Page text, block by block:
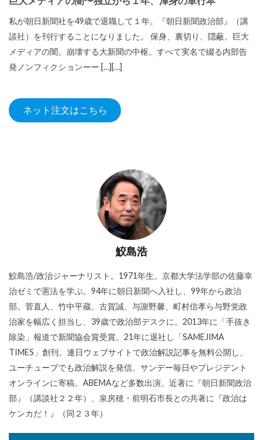
私が朝日新聞社を49歳で退職して１年。『朝日新聞政治部』（講
談社）を刊行することになりました。 保身、裏切り、隠蔽、巨大
メディアの闇。崩壊する大新聞の中枢。すべて実名で綴る内部告
発ノンフィクションーー […][…]
ネット注文はこちら
鮫島浩
鮫島浩/政治ジャーナリスト。1971年生。京都大学法学部の佐藤幸
治ゼミで憲法を学ぶ。94年に朝日新聞へ入社し、99年から政治
部。菅直人、竹中平蔵、古賀誠、与謝野馨、町村信孝ら与野党政
治家を幅広く担当し、39歳で政治部デスクに。2013年に「手抜き
除染」報道で新聞協会賞受賞。21年に退社し「SAMEJIMA
TIMES」創刊。連日ウェブサイトで政治解説記事を無料公開し、
ユーチューブでも政治解説を発信。サンデー毎日やプレジデント
オンラインに寄稿。ABEMAなど多数出演。近著に『朝日新聞政治
部』（講談社２２年）、泉房穂・前明石市長との共著に『政治は
ケンカだ！』（同２３年）